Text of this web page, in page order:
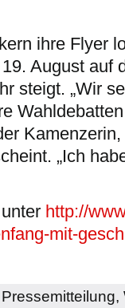
ihre Flyer
August auf
steigt. „Wir
„Ich
http://
mit-
Pressemitteilung,